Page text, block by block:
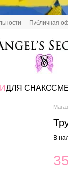
Публичная
ДЛЯ СНА
В